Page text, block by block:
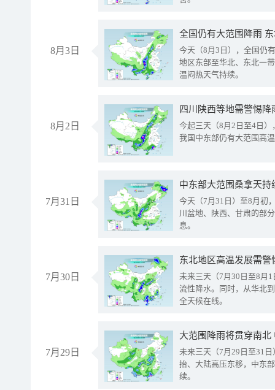
8月3日
全国仍有大范围降雨
今天（8月3日），全国仍
地区东部至华北、东北一
温闷热天气持续。
8月2日
今起三天（8月2日至4日
我国中东部仍有大范围高
7月31日
中东部大范围桑拿天
今天（7月31日）至8月初
川盆地、陕西、甘肃的部
息。
7月30日
东北地区高温发展需
未来三天（7月30日至8月
流性降水。同时，从华北
全天候在线。
7月29日
大范围降雨将贯穿南
未来三天（7月29日至31
抬、大陆高压东移，中东
续。